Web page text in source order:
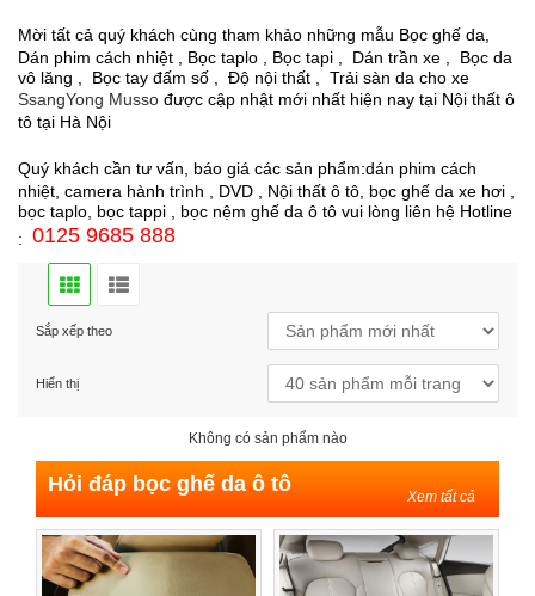
Mời tất cả quý khách cùng tham khảo những mẫu Bọc ghế da,
Dán phim cách nhiệt , Bọc taplo , Bọc tapi , Dán trần xe , Bọc da
vô lăng , Bọc tay đấm số , Độ nội thất , Trải sàn da cho xe
SsangYong Musso được cập nhật mới nhất hiện nay tại Nội thất ô
tô tại Hà Nội
Quý khách cần tư vấn, báo giá các sản phẩm:dán phim cách
nhiệt, camera hành trình , DVD , Nội thất ô tô, bọc ghế da xe hơi ,
bọc taplo, bọc tappi , bọc nệm ghế da ô tô vui lòng liên hệ Hotline
:
0125 9685 888
Sắp xếp theo
Hiển thị
Không có sản phẩm nào
Hỏi đáp bọc ghế da ô tô
Xem tất cả